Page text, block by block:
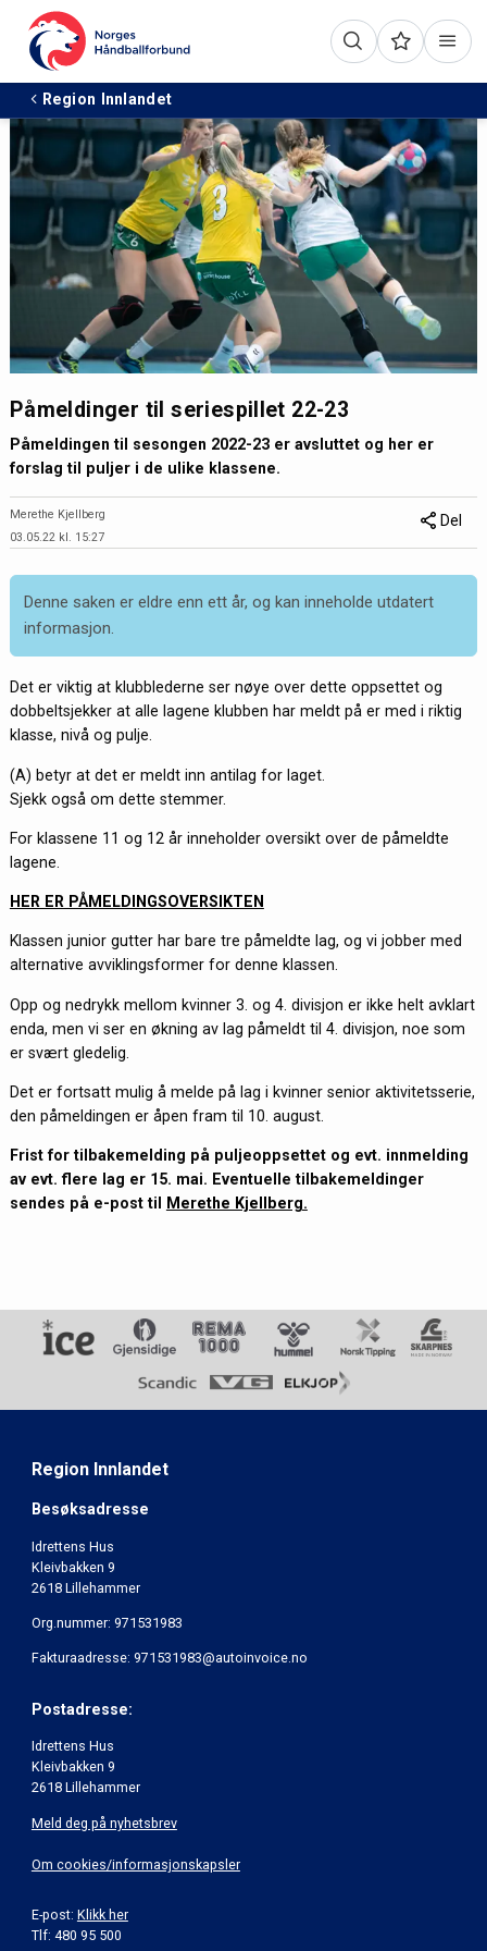
Region Innlandet
Påmeldinger til seriespillet 22-23
Påmeldingen til sesongen 2022-23 er avsluttet og her er
forslag til puljer i de ulike klassene.
Merethe Kjellberg
03.05.22 kl. 15:27
Del
Denne saken er eldre enn ett år, og kan inneholde utdatert
informasjon.
Det er viktig at klubblederne ser nøye over dette oppsettet og
dobbeltsjekker at alle lagene klubben har meldt på er med i riktig
klasse, nivå og pulje.
(A) betyr at det er meldt inn antilag for laget.
Sjekk også om dette stemmer.
For klassene 11 og 12 år inneholder oversikt over de påmeldte
lagene.
HER ER PÅMELDINGSOVERSIKTEN
Klassen junior gutter har bare tre påmeldte lag, og vi jobber med
alternative avviklingsformer for denne klassen.
Opp og nedrykk mellom kvinner 3. og 4. divisjon er ikke helt avklart
enda, men vi ser en økning av lag påmeldt til 4. divisjon, noe som
er svært gledelig.
Det er fortsatt mulig å melde på lag i kvinner senior aktivitetsserie,
den påmeldingen er åpen fram til 10. august.
Frist for tilbakemelding på puljeoppsettet og evt. innmelding
av evt. flere lag er 15. mai. Eventuelle tilbakemeldinger
sendes på e-post til
Merethe Kjellberg.
Region Innlandet
Besøksadresse
Idrettens Hus
Kleivbakken 9
2618 Lillehammer
Org.nummer: 971531983
Fakturaadresse: 971531983@autoinvoice.no
Postadresse:
Idrettens Hus
Kleivbakken 9
2618 Lillehammer
Meld deg på nyhetsbrev
Om cookies/informasjonskapsler
E-post: Klikk her
Tlf: 480 95 500